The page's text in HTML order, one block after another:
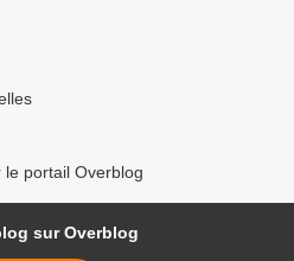
portail Overblog
sur Overblog